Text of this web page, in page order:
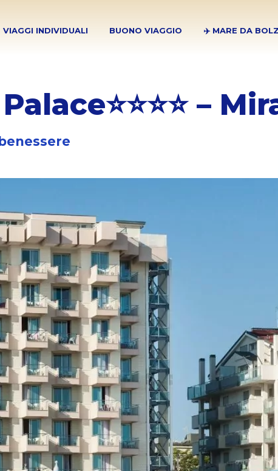
VIAGGI INDIVIDUALI BUONO VIAGGIO ✈️ MARE DA
–